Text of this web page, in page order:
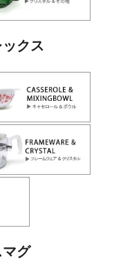
クス
グ